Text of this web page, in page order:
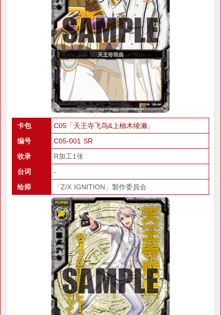
卡包
C05「天王寺飞鸟&上柚木绫濑」
编号
C05-001 SR
收录
R加工1张
台词
-
绘师
「Z/X IGNITION」製作委員会